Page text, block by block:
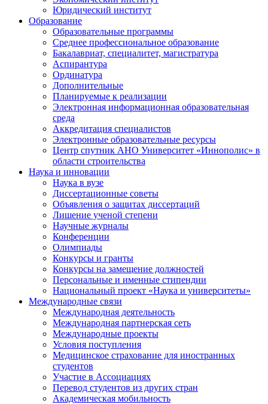
Юридический институт
Образование
Образовательные программы
Среднее профессиональное образование
Бакалавриат, специалитет, магистратура
Аспирантура
Ординатура
Дополнительные
Планируемые к реализации
Электронная информационная образовательная
среда
Аккредитация специалистов
Электронные образовательные ресурсы
Центр спутник АНО Университет «Иннополис» в
области строительства
Наука и инновации
Наука в вузе
Диссертационные советы
Объявления о защитах диссертаций
Лишение ученой степени
Научные журналы
Конференции
Олимпиады
Конкурсы и гранты
Конкурсы на замещение должностей
Персональные и именные стипендии
Национальный проект «Наука и университеты»
Международные связи
Международная деятельность
Международная партнерская сеть
Международные проекты
Условия поступления
Медицинское страхование для иностранных
студентов
Участие в Ассоциациях
Перевод студентов из других стран
Академическая мобильность